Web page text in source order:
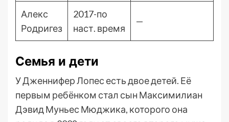
Алекс
Родригез
2017-по
наст. время
—
Семья и дети
У Дженнифер Лопес есть двое детей. Её
первым ребёнком стал сын Максимилиан
Дэвид Муньес Мюджика, которого она